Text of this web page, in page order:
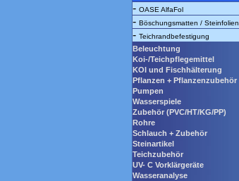
- OASE AlfaFol
- Böschungsmatten / Steinfolien
- Teichrandbefestigung
Beleuchtung
Koi-/Teichpflegemittel
KOI und Fischhälterung
Pflanzen + Pflanzenzubehör
Pumpen
Wasserspiele
Zubehör (PVC/HT/KG/PP)
Rohre
Schlauch + Zubehör
Steinartikel
Teichzubehör
UV- C Vorklärgeräte
Wasseranalyse